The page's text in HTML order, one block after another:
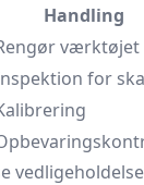
Handling
værktøjet
for